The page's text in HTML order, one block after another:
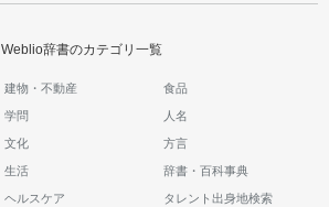
Weblio辞書のカテゴリ一覧
建物・不動産 食品
学問 人名
文化 方言
生活 辞書・百科事典
ヘルスケア タレント出身地検索